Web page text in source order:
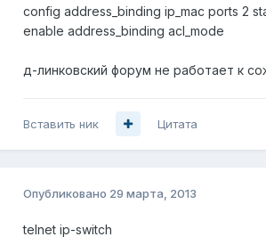
config address_binding ip_mac ports 2
enable address_binding acl_mode
д-линковский форум не работает к
Вставить ник Цитата
Опубликовано 29 марта, 2013
telnet ip-switch